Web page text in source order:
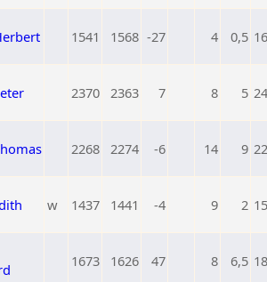
1541 1568 -27 4 0,5
2370 2363 7 8 5
2268 2274 -6 14 9
w 1437 1441 -4 9 2
1673 1626 47 8 6,5